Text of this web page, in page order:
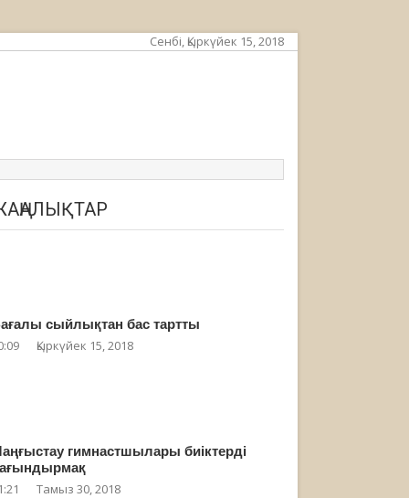
Сенбі, Қыркүйек 15, 2018
сыйлықтан бас тартты
Қыркүйек 15, 2018
гимнастшылары биіктерді
Тамыз 30, 2018